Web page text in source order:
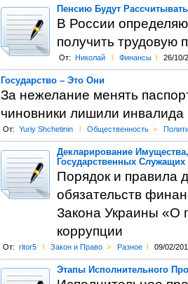
Пенсию Будут
В России
получить трудовую
От: Николай l Финансы l 26/10/
Государство – Это Они
За нежелание менять
чиновники лишили инвалида
От: Yuriy Shchetinin l Общественность >
Декларирование
Государственных Служащих
Порядок и правила
обязательств
Закона Украины «О
коррупции
От: ritor5 l Закон и Право > Разное l 09/02/
Этапы Исполнительного